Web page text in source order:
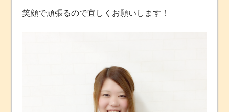
笑顔で頑張るので宜しくお願いします！